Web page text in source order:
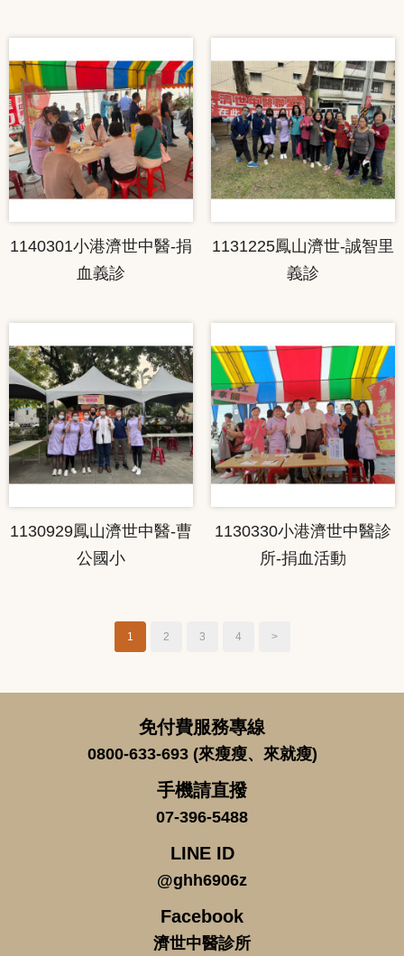
1140301小港濟世中醫-捐
血義診
1131225鳳山濟世-誠智里
義診
1130929鳳山濟世中醫-曹
公國小
1130330小港濟世中醫診
所-捐血活動
1 2 3 4 >
免付費服務專線
0800-633-693 (來瘦瘦、來就瘦)
手機請直撥
07-396-5488
LINE ID
@ghh6906z
Facebook
濟世中醫診所